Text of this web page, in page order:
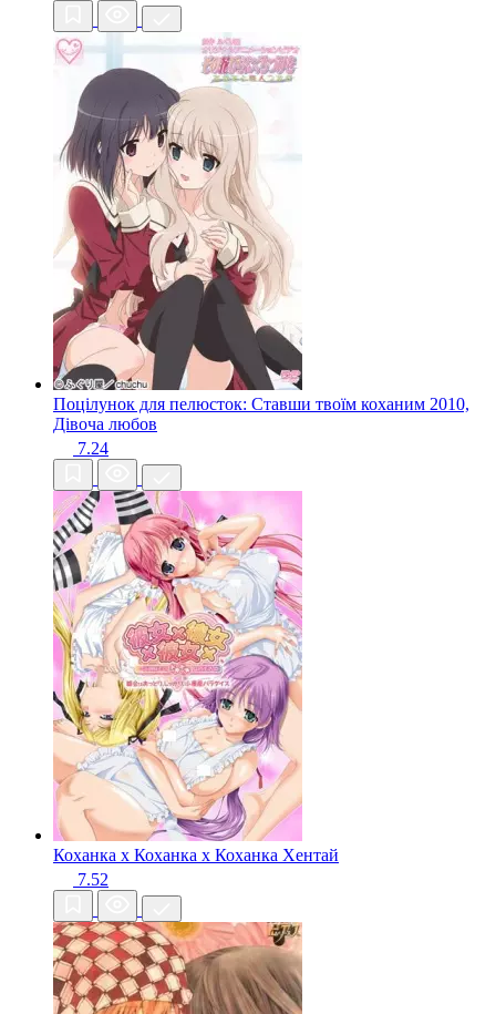
Поцілунок для пелюсток: Ставши твоїм коханим 2010,
Дівоча любов
7.24
Коханка x Коханка x Коханка Хентай
7.52